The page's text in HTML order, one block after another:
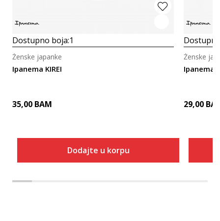
Dostupno boja:1
Ipanema KIREI
Ženske japanke
35,00 BAM
Dodajte u korpu
Ipanema
Ženske
29,00